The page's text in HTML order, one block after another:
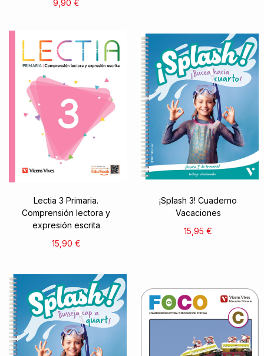
9,90 €
Lectia 3 Primaria.
Comprensión lectora y
expresión escrita
15,90 €
¡Splash 3! Cuaderno
Vacaciones
15,95 €